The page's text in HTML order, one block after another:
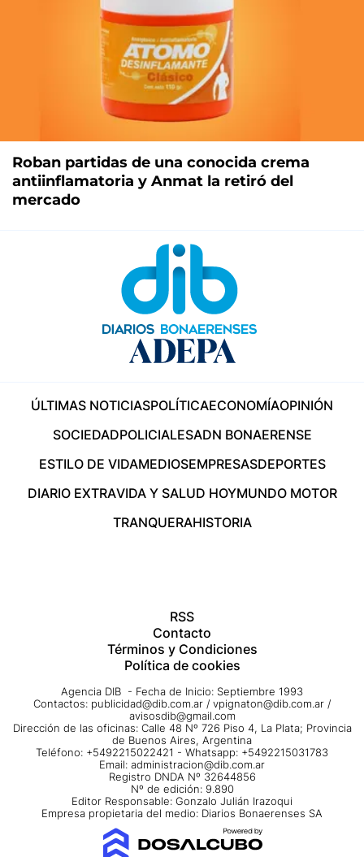
Roban partidas de una conocida crema
antiinflamatoria y Anmat la retiró del
mercado
ÚLTIMAS NOTICIASPOLÍTICAECONOMÍAOPINIÓN
SOCIEDADPOLICIALESADN BONAERENSE
ESTILO DE VIDAMEDIOSEMPRESASDEPORTES
DIARIO EXTRAVIDA Y SALUD HOYMUNDO MOTOR
TRANQUERAHISTORIA
RSS
Contacto
Términos y Condiciones
Política de cookies
Agencia DIB - Fecha de Inicio: Septiembre 1993
Contactos: publicidad@dib.com.ar / vpignaton@dib.com.ar /
avisosdib@gmail.com
Dirección de las oficinas: Calle 48 Nº 726 Piso 4, La Plata; Provincia
de Buenos Aires, Argentina
Teléfono: +5492215022421 - Whatsapp: +5492215031783
Email: administracion@dib.com.ar
Registro DNDA Nº 32644856
Nº de edición: 9.890
Editor Responsable: Gonzalo Julián Irazoqui
Empresa propietaria del medio: Diarios Bonaerenses SA